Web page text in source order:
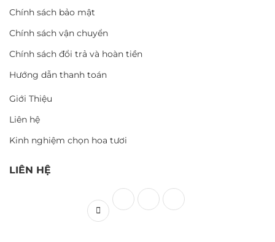
Chính sách bảo mật
Chính sách vận chuyển
Chính sách đổi trả và hoàn tiền
Hướng dẫn thanh toán
Giới Thiệu
Liên hệ
Kinh nghiệm chọn hoa tươi
LIÊN HỆ